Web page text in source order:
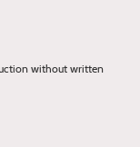
without written